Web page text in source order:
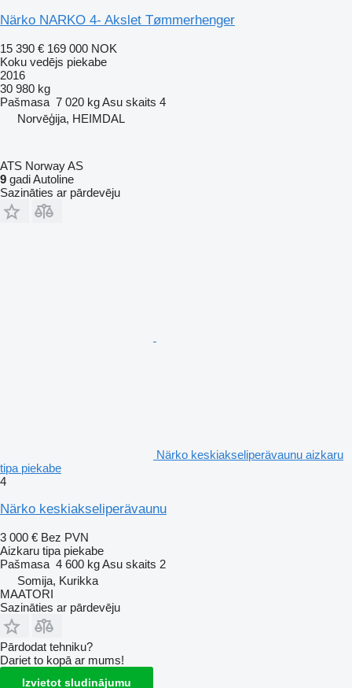
Närko NARKO 4- Akslet Tømmerhenger
15 390 € 169 000 NOK
Koku vedējs piekabe
2016
30 980 kg
Pašmasa 7 020 kgAsu skaits 4
Norvēģija, HEIMDAL
ATS Norway AS
9 gadi Autoline
Sazināties ar pārdevēju
Närko keskiakseliperävaunu aizkaru
tipa piekabe
4
Närko keskiakseliperävaunu
3 000 € Bez PVN
Aizkaru tipa piekabe
Pašmasa 4 600 kgAsu skaits 2
Somija, Kurikka
MAATORI
Sazināties ar pārdevēju
Pārdodat tehniku?
Dariet to kopā ar mums!
Izvietot sludinājumu